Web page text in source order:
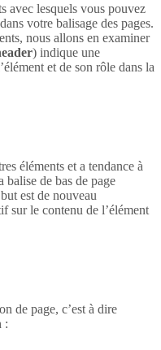
avec lesquels vous pouvez
votre balisage des pages.
nous allons en examiner
) indique une
et de son rôle dans la
éléments et a tendance à
de bas de page
est de nouveau
sur le contenu de l’élément
de page, c’est à dire
: